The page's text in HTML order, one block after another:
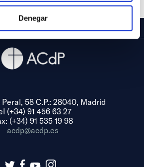
Denegar
58 C.P.: 28040, Madrid
(+34) 91 456 63 27
(+34) 91 535 19 98
acdp@acdp.es